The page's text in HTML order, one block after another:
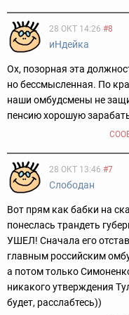
28 ОКТ 14:26 #8
иНдейка
Ох, позорная эта
но бессмысленная. По
наши омбудсмены не
пенсию хорошую
28 ОКТ 13:46 #7
Слободан
Вот прям как бабки на
понеслась трандеть
УШЕЛ! Сначала его
главным российским
а потом только
никакого утверждения
будет, расслабтесь))